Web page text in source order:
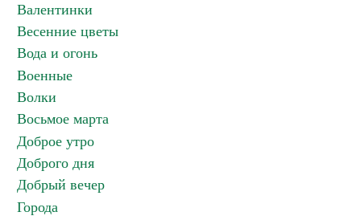
Валентинки
Весенние цветы
Вода и огонь
Военные
Волки
Восьмое марта
Доброе утро
Доброго дня
Добрый вечер
Города